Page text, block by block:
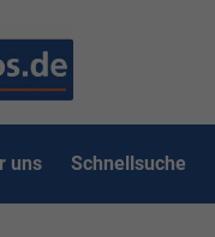
uns Schnellsuche